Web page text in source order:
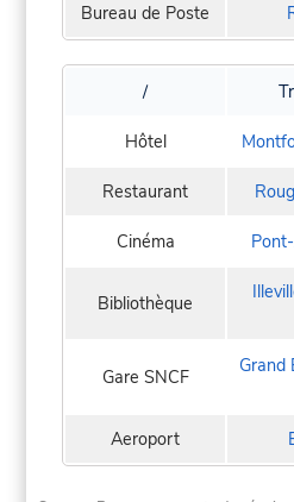
Bureau de Poste
/
Hôtel
Restaurant
Cinéma
Bibliothèque
Gare SNCF Grand
Aeroport